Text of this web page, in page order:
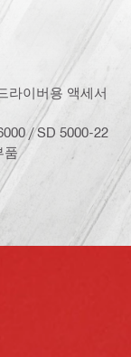
라이버용 액세서
/ SD 5000-22
품